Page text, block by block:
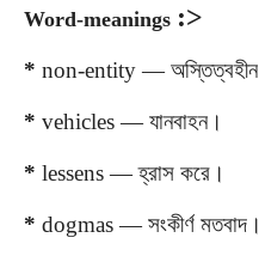
Word-meanings :>
* non-entity —অস্তিত্বহীন
* vehicles —যানবাহন ।
* lessens —হ্রাস করে ।
* dogmas —সংকীর্ণ মতবাদ ।